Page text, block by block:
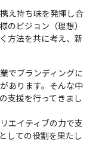
え持ち味を発揮し合
のビジョン（理想）
方法を共に考え、新
でブランディングに
あります。そんな中
支援を行ってきまし
エイティブの力で支
しての役割を果たし